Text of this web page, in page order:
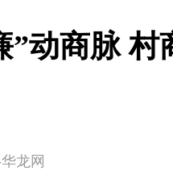
”动商脉
龙网